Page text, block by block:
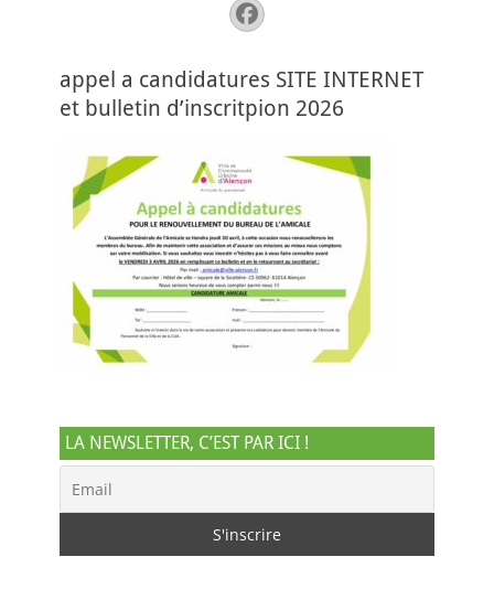
Facebook
appel a candidatures SITE INTERNET
et bulletin d’inscritpion 2026
LA NEWSLETTER, C’EST PAR ICI !